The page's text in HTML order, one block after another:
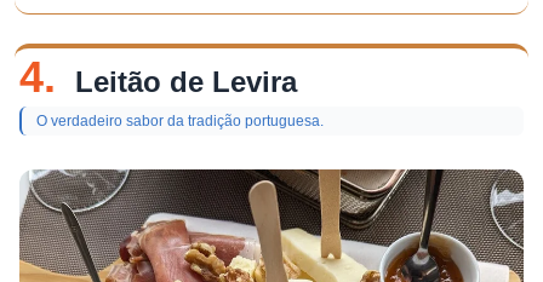
4. Leitão de Levira
O verdadeiro sabor da tradição portuguesa.